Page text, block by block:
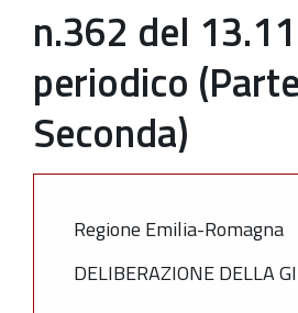
n.362 del
periodico (Parte
Seconda)
Regione Emilia-Romagna
DELIBERAZIONE DELLA